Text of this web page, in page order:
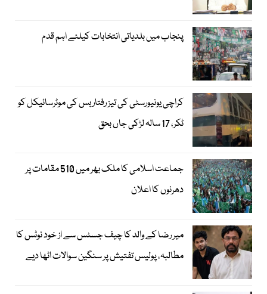
پنجاب میں بلدیاتی انتخابات کیلئے اہم قدم
کراچی یونیورسٹی کی تیز رفتار بس کی موٹرسائیکل کو
ٹکر، 17 سالہ لڑکی جاں بحق
جماعت اسلامی کا ملک بھر میں 510 مقامات پر
دھرنوں کا اعلان
میر رضا کے والد کا چیف جسٹس سے از خود نوٹس کا
مطالبہ، پولیس تفتیش پر سنگین سوالات اٹھا دیے